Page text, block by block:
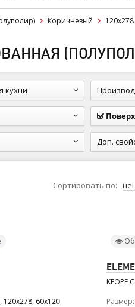
Коричневый 120x278
кухни
Доп.
Сортировать по:
60x120, 60x60
KEOPE
Размер